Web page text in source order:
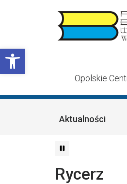
Otwórz pasek
Opolskie
Aktualności
Rycerz